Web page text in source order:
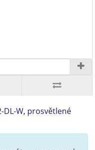
DL-W, prosvětlené